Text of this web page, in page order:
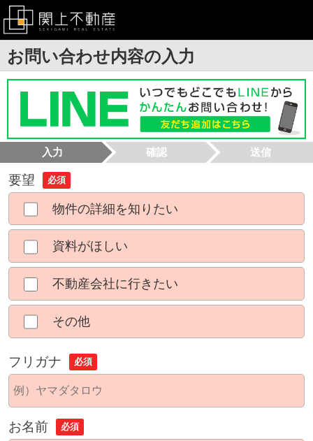
お問い合わせ内容の入力
入力 確認 送信
要望 必須
物件の詳細を知りたい
資料がほしい
不動産会社に行きたい
その他
フリガナ 必須
お名前 必須